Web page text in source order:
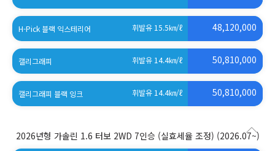
H-Pick 블랙 익스테리어 휘발유 15.5㎞/ℓ
48,120,000
캘리그래피 휘발유 14.4㎞/ℓ
50,810,000
캘리그래피 블랙 잉크 휘발유 14.4㎞/ℓ
50,810,000
2026년형 가솔린 1.6 터보 2WD 7인승 (실효세율 조정) (2026.07~)